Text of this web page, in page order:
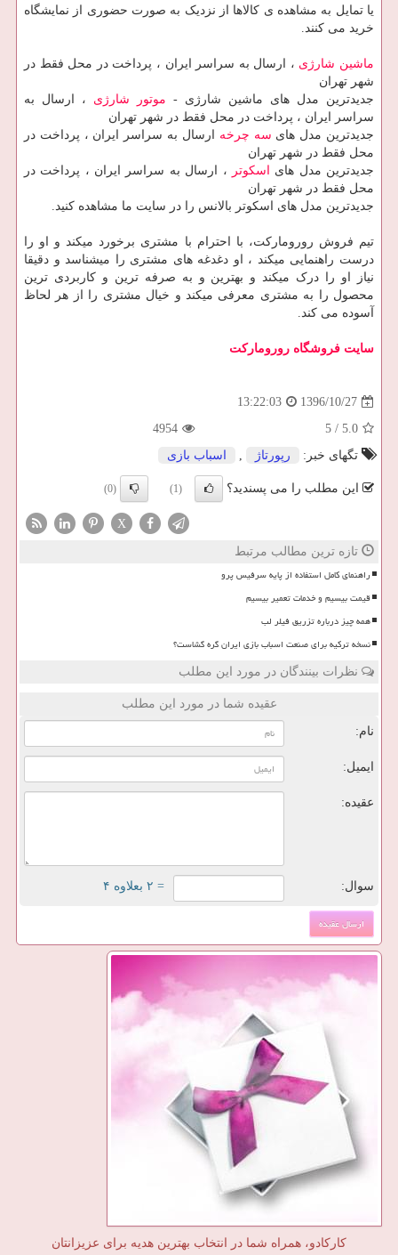
یا تمایل به مشاهده ی کالاها از نزدیک به صورت حضوری از نمایشگاه
خرید می کنند.
ماشین شارژی ، ارسال به سراسر ایران ، پرداخت در محل فقط در
شهر تهران
جدیدترین مدل های ماشین شارژی - موتور شارژی ، ارسال به
سراسر ایران ، پرداخت در محل فقط در شهر تهران
جدیدترین مدل های سه چرخه ارسال به سراسر ایران ، پرداخت در
محل فقط در شهر تهران
جدیدترین مدل های اسکوتر
، ارسال به سراسر ایران ، پرداخت در
محل فقط در شهر تهران
جدیدترین مدل های اسکوتر بالانس را در سایت ما مشاهده کنید.
تیم فروش رورومارکت، با احترام با مشتری برخورد میکند و او را
درست راهنمایی میکند ، او دغدغه های مشتری را میشناسد و دقیقا
نیاز او را درک میکند و بهترین و به صرفه ترین و کاربردی ترین
محصول را به مشتری معرفی میکند و خیال مشتری را از هر لحاظ
آسوده می کند.
سایت فروشگاه رورومارکت
1396/10/27
13:22:03
5.0
/
5
4954
تگهای خبر:
رپورتاژ , اسباب بازی
این مطلب را می پسندید؟ (1)
(0)
X
تازه ترین مطالب مرتبط
راهنمای کامل استفاده از پایه سرفیس پرو
قیمت بیسیم و خدمات تعمیر بیسیم
همه چیز درباره تزریق فیلر لب
نسخه ترکیه برای صنعت اسباب بازی ایران گره گشاست؟
نظرات بینندگان در مورد این مطلب
عقیده شما در مورد این مطلب
نام:
ایمیل:
عقیده:
سوال: = ۲ بعلاوه ۴
کارکادو، همراه شما در انتخاب بهترین هدیه برای عزیزانتان